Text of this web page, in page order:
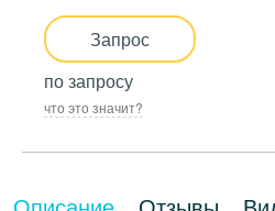
Запрос
по запросу
что это значит?